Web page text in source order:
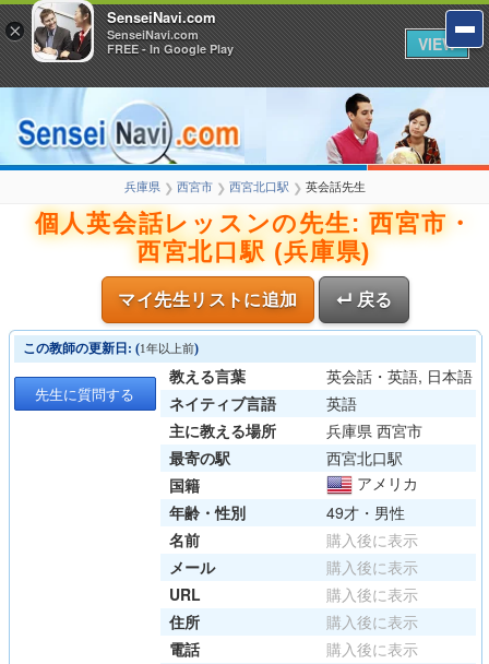
兵庫県 ❯ 西宮市 ❯ 西宮北口駅 ❯ 英会話先生
個人英会話レッスンの先生: 西宮市・
西宮北口駅 (兵庫県)
マイ先生リストに追加 ↵ 戻る
この教師の更新日: (1年以上前)
先生に質問する
教える言葉
英会話・英語, 日本語
ネイティブ言語
英語
主に教える場所
兵庫県 西宮市
最寄の駅
西宮北口駅
国籍
アメリカ
年齢・性別
49才・男性
名前
購入後に表示
メール
購入後に表示
URL
購入後に表示
住所
購入後に表示
電話
購入後に表示
×
SenseiNavi.com
SenseiNavi.com
FREE - In Google Play
VIEW